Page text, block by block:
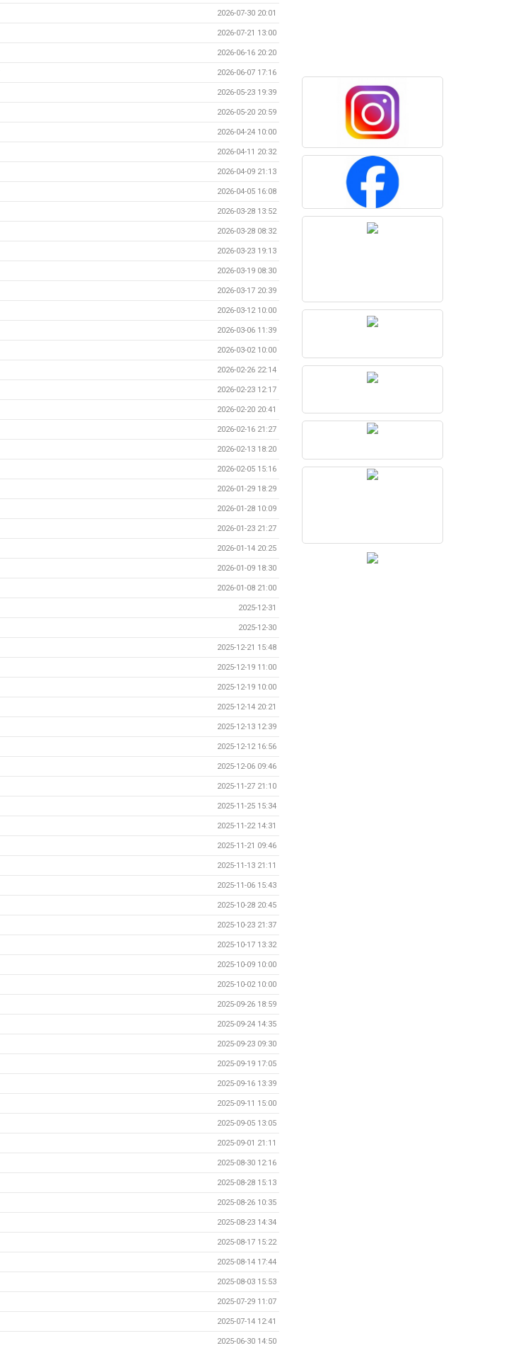
2026-07-30 20:01
2026-07-21 13:00
2026-06-16 20:20
2026-06-07 17:16
2026-05-23 19:39
2026-05-20 20:59
2026-04-24 10:00
2026-04-11 20:32
2026-04-09 21:13
2026-04-05 16:08
2026-03-28 13:52
2026-03-28 08:32
2026-03-23 19:13
2026-03-19 08:30
2026-03-17 20:39
2026-03-12 10:00
2026-03-06 11:39
2026-03-02 10:00
2026-02-26 22:14
2026-02-23 12:17
2026-02-20 20:41
2026-02-16 21:27
2026-02-13 18:20
2026-02-05 15:16
2026-01-29 18:29
2026-01-28 10:09
2026-01-23 21:27
2026-01-14 20:25
2026-01-09 18:30
2026-01-08 21:00
2025-12-31
2025-12-30
2025-12-21 15:48
2025-12-19 11:00
2025-12-19 10:00
2025-12-14 20:21
2025-12-13 12:39
2025-12-12 16:56
2025-12-06 09:46
2025-11-27 21:10
2025-11-25 15:34
2025-11-22 14:31
2025-11-21 09:46
2025-11-13 21:11
2025-11-06 15:43
2025-10-28 20:45
2025-10-23 21:37
2025-10-17 13:32
2025-10-09 10:00
2025-10-02 10:00
2025-09-26 18:59
2025-09-24 14:35
2025-09-23 09:30
2025-09-19 17:05
2025-09-16 13:39
2025-09-11 15:00
2025-09-05 13:05
2025-09-01 21:11
2025-08-30 12:16
2025-08-28 15:13
2025-08-26 10:35
2025-08-23 14:34
2025-08-17 15:22
2025-08-14 17:44
2025-08-03 15:53
2025-07-29 11:07
2025-07-14 12:41
2025-06-30 14:50